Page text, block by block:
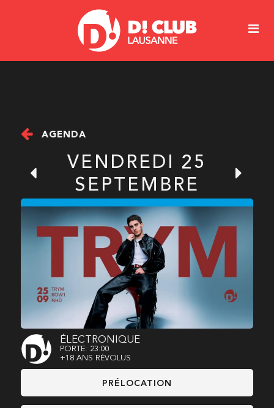
AGENDA
VENDREDI 25
SEPTEMBRE
ÉLECTRONIQUE
PORTE: 23:00
+18 ANS RÉVOLUS
PRÉLOCATION